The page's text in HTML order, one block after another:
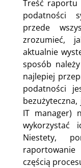
Treść raportu
podatności
przede
zrozumieć,
aktualnie
sposób
najlepiej
podatności
IT manager)
wykorzystać
Niestety,
częścią